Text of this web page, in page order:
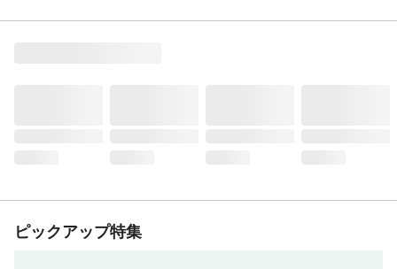
ピックアップ特集